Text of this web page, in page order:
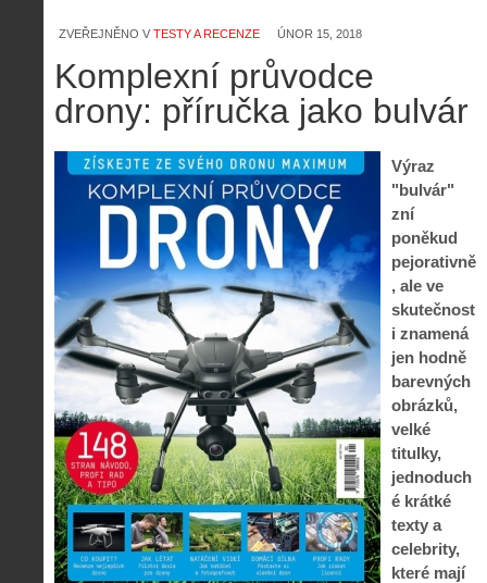
ZVEŘEJNĚNO V TESTY A RECENZE ÚNOR 15, 2018
Komplexní průvodce
drony: příručka jako bulvár
Výraz
"bulvár"
zní
poněkud
pejorativně
, ale ve
skutečnost
i znamená
jen hodně
barevných
obrázků,
velké
titulky,
jednoduch
é krátké
texty a
celebrity,
které mají